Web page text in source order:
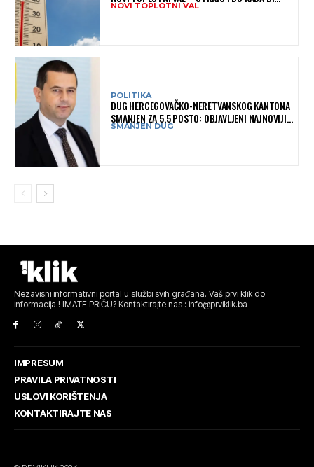
MOGAO TRAJATI
NOVI TOPLOTNI VAL
POLITIKA
DUG HERCEGOVAČKO-NERETVANSKOG KANTONA
SMANJEN ZA 5,5 POSTO: OBJAVLJENI NAJNOVIJI
PODACI MINISTARSTVA FINANSIJA
SMANJEN DUG
Nezavisni informativni portal u službi svih građana. Vaš prvi klik do
informacija ! IMATE PRIČU? Kontaktirajte nas : info@prviklik.ba
IMPRESUM
PRAVILA PRIVATNOSTI
USLOVI KORIŠTENJA
KONTAKTIRAJTE NAS